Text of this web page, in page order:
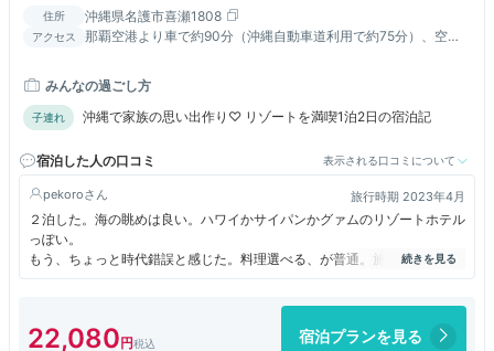
住所 沖縄県名護市喜瀬1808
アクセス
那覇空港より車で約90分（沖縄自動車道利用で約75分）、空港
バスも運行あり
みんなの過ごし方
子連れ 沖縄で家族の思い出作り♡ リゾートを満喫1泊2日の宿泊記
宿泊した人の口コミ 表示される口コミについて
pekoro 旅行時期 2023年4月
２泊した。海の眺めは良い。ハワイかサイパンかグァムのリゾートホテル
っぽい。
もう、ちょっと時代錯誤と感じた。料理選べる、が普通。施設が広くてい
ろいろ遊べて子供連れにはいいかもです。
ったな。若者は楽しめるかもです。
22,080 宿泊プランを見る